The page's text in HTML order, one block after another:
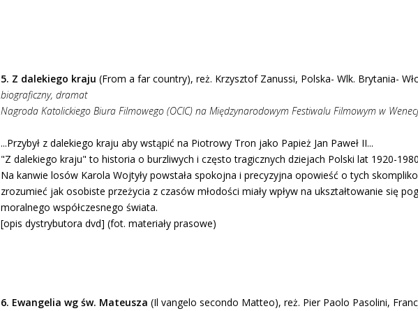
5. Z dalekiego kraju (From a far country), reż. Krzysztof Zanussi, Polska- Wlk. Brytania-
biograficzny, dramat
Nagroda Katolickiego Biura Filmowego (OCIC) na Międzynarodowym Festiwalu Filmowym w
...Przybył z dalekiego kraju aby wstąpić na Piotrowy Tron jako Papież Jan Paweł II...
"Z dalekiego kraju" to historia o burzliwych i często tragicznych dziejach Polski lat 1920-
Na kanwie losów Karola Wojtyły powstała spokojna i precyzyjna opowieść o tych
zrozumieć jak osobiste przeżycia z czasów młodości miały wpływ na ukształtowanie się
moralnego współczesnego świata.
[opis dystrybutora dvd] (fot. materiały prasowe)
6. Ewangelia wg św. Mateusza (Il vangelo secondo Matteo), reż. Pier Paolo Pasolini,